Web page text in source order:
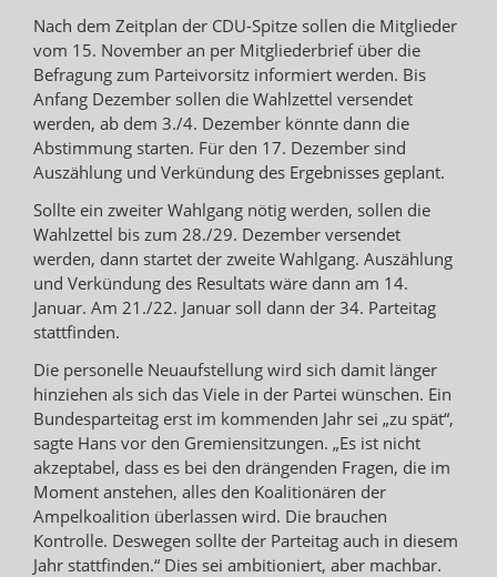
Nach dem Zeitplan der CDU-Spitze sollen die Mitglieder
vom 15. November an per Mitgliederbrief über die
Befragung zum Parteivorsitz informiert werden. Bis
Anfang Dezember sollen die Wahlzettel versendet
werden, ab dem 3./4. Dezember könnte dann die
Abstimmung starten. Für den 17. Dezember sind
Auszählung und Verkündung des Ergebnisses geplant.
Sollte ein zweiter Wahlgang nötig werden, sollen die
Wahlzettel bis zum 28./29. Dezember versendet
werden, dann startet der zweite Wahlgang. Auszählung
und Verkündung des Resultats wäre dann am 14.
Januar. Am 21./22. Januar soll dann der 34. Parteitag
stattfinden.
Die personelle Neuaufstellung wird sich damit länger
hinziehen als sich das Viele in der Partei wünschen. Ein
Bundesparteitag erst im kommenden Jahr sei „zu spät“,
sagte Hans vor den Gremiensitzungen. „Es ist nicht
akzeptabel, dass es bei den drängenden Fragen, die im
Moment anstehen, alles den Koalitionären der
Ampelkoalition überlassen wird. Die brauchen
Kontrolle. Deswegen sollte der Parteitag auch in diesem
Jahr stattfinden.“ Dies sei ambitioniert, aber machbar.